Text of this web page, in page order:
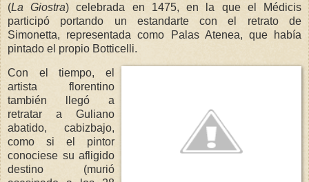
(La Giostra) celebrada en 1475, en la que el Médicis
participó portando un estandarte con el retrato de
Simonetta, representada como Palas Atenea, que había
pintado el propio Botticelli.
Con el tiempo, el
artista florentino
también llegó a
retratar a Guliano
abatido, cabizbajo,
como si el pintor
conociese su afligido
destino (murió